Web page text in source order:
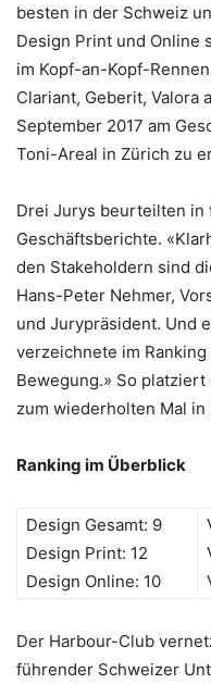
besten in der Schweiz
Design Print und Online
im Kopf-an-Kopf-
Clariant, Geberit, Valora
September 2017 am
Toni-Areal in Zürich zu
Drei Jurys beurteilten in
Geschäftsberichte.
den Stakeholdern sind
Hans-Peter Nehmer,
und Jurypräsident. Und
verzeichnete im
Bewegung.» So
zum wiederholten Mal
Ranking im Überblick
Design Gesamt: 9
Design Print: 12
Design Online: 10
Der Harbour-Club
führender Schweizer